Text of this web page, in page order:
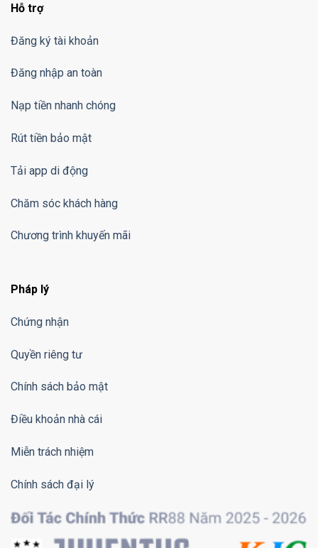
Hỗ trợ
Đăng ký tài khoản
Đăng nhập an toàn
Nạp tiền nhanh chóng
Rút tiền bảo mật
Tải app di động
Chăm sóc khách hàng
Chương trình khuyến mãi
Pháp lý
Chứng nhận
Quyền riêng tư
Chính sách bảo mật
Điều khoản nhà cái
Miễn trách nhiệm
Chính sách đại lý